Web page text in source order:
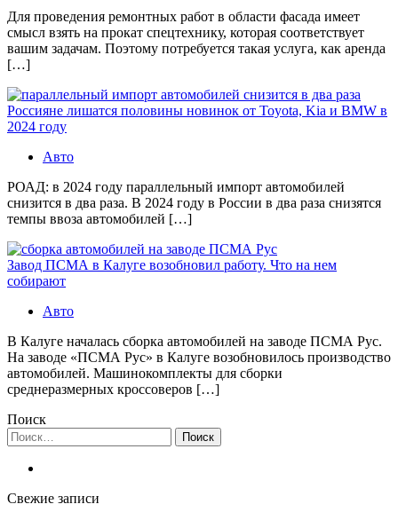
Для проведения ремонтных работ в области фасада имеет
смысл взять на прокат спецтехнику, которая соответствует
вашим задачам. Поэтому потребуется такая услуга, как аренда
[…]
Россияне лишатся половины новинок от Toyota, Kia и BMW в
2024 году
Авто
РОАД: в 2024 году параллельный импорт автомобилей
снизится в два раза. В 2024 году в России в два раза снизятся
темпы ввоза автомобилей […]
Завод ПСМА в Калуге возобновил работу. Что на нем
собирают
Авто
В Калуге началась сборка автомобилей на заводе ПСМА Рус.
На заводе «ПСМА Рус» в Калуге возобновилось производство
автомобилей. Машинокомплекты для сборки
среднеразмерных кроссоверов […]
Поиск
Найти:
Свежие записи